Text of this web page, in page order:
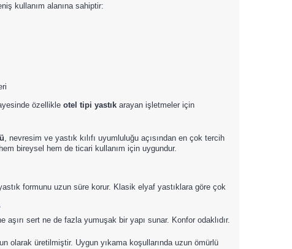
kullanım alanına sahiptir:
özellikle otel tipi yastıkarayan işletmeler için
, nevresim ve yastık kılıfı uyumluluğu açısından en çok tercih
bireysel hem de ticari kullanım için uygundur.
formunu uzun süre korur. Klasik elyaf yastıklara göre çok
aşırı sert ne de fazla yumuşak bir yapı sunar. Konfor odaklıdır.
olarak üretilmiştir. Uygun yıkama koşullarında uzun ömürlü